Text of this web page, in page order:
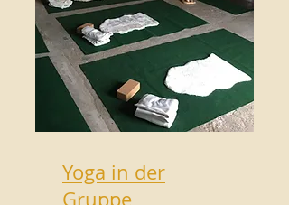
Yoga in der
Gruppe